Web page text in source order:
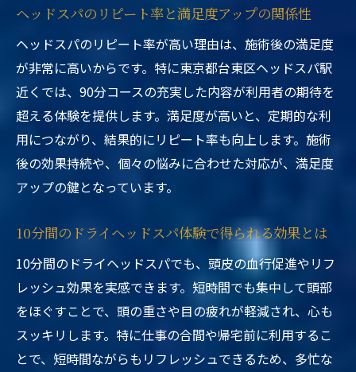
ヘッドスパのリピート率と満足度アップの関係性
ヘッドスパのリピート率が高い理由は、施術後の満足度
が非常に高いからです。特に東京都台東区ヘッドスパ駅
近くでは、90分コースの充実した内容が利用者の期待を
超える体験を提供します。満足度が高いと、定期的な利
用につながり、結果的にリピート率も向上します。施術
後の効果持続や、個々の悩みに合わせた対応が、満足度
アップの鍵となっています。
10分間のドライヘッドスパ体験で得られる効果とは
10分間のドライヘッドスパでも、頭皮の血行促進やリフ
レッシュ効果を実感できます。短時間でも集中して頭部
をほぐすことで、頭の重さや目の疲れが軽減され、心も
スッキリします。特に仕事の合間や帰宅前に利用するこ
とで、短時間ながらもリフレッシュできるため、多忙な